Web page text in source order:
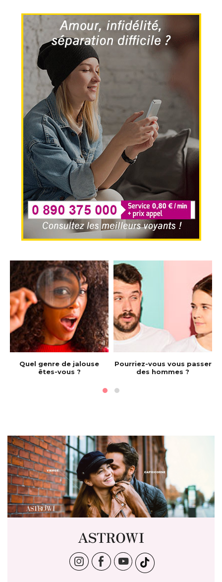
Quel genre de jalouse
êtes-vous ?
Pourriez-vous vous passer
des hommes ?
ASTROWI